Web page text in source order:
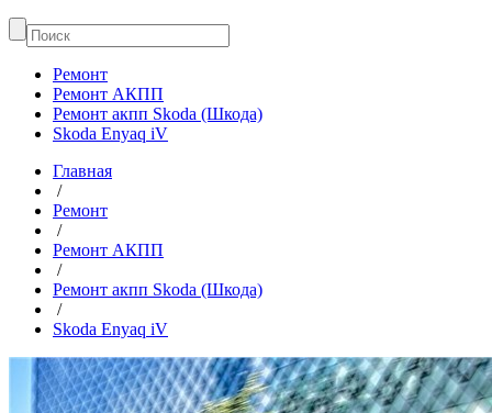
Ремонт
Ремонт АКПП
Ремонт акпп Skoda (Шкода)
Skoda Enyaq iV
Главная
/
Ремонт
/
Ремонт АКПП
/
Ремонт акпп Skoda (Шкода)
/
Skoda Enyaq iV